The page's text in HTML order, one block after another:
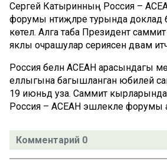
Сергей Катыринның Россия –
форумы нәтиҗәләре турында
көтелә. Алга таба Президент
яклы очрашулар сериясен дәвам
Россия белән АСЕАН арасындагы
еллыгына багышланган юбилей
19 июньдә уза. Саммит кырларында
Россия – АСЕАН эшлекле форумы
Комментарий 0